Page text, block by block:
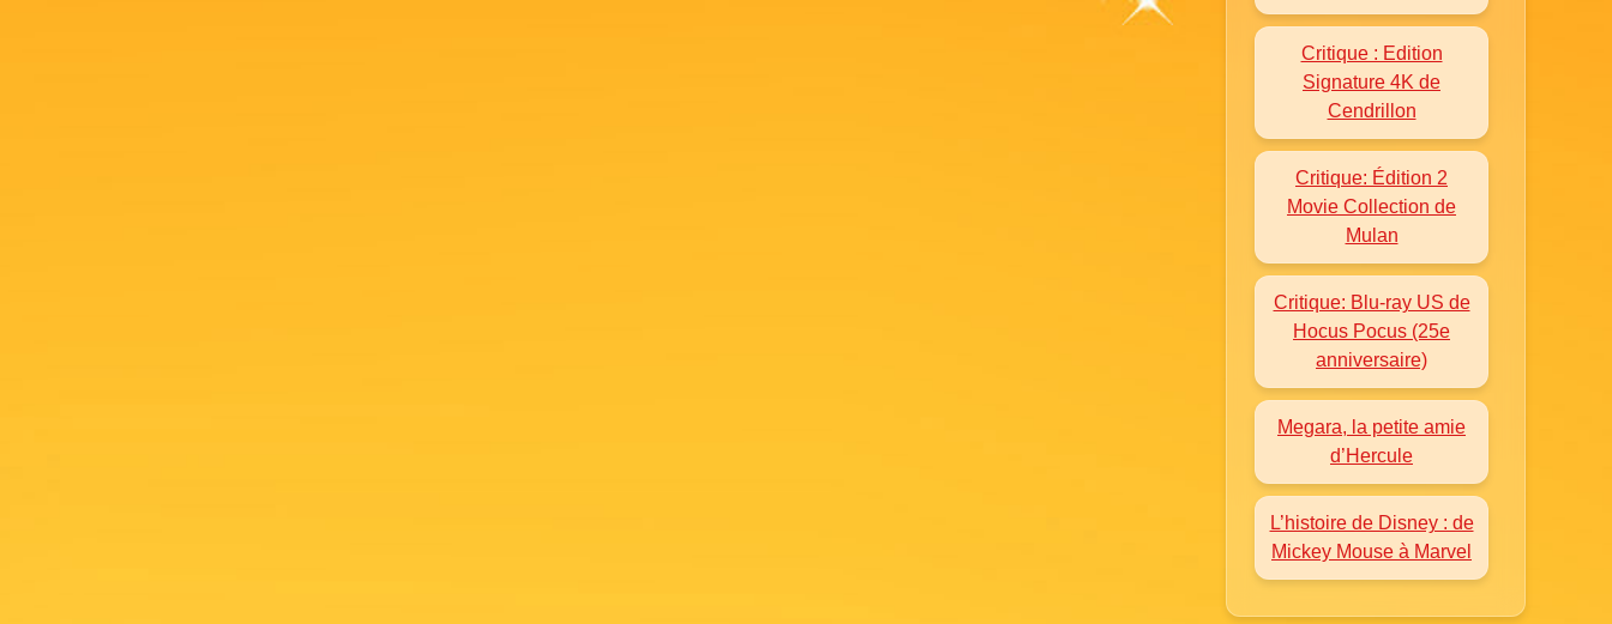
Critique : Edition
Signature 4K de
Cendrillon
Critique: Édition 2
Movie Collection de
Mulan
Critique: Blu-ray US de
Hocus Pocus (25e
anniversaire)
Megara, la petite amie
d’Hercule
L’histoire de Disney : de
Mickey Mouse à Marvel